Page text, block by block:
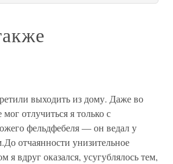
выходить из дому. Даже во
отлучиться я только с
фельдфебеля — он ведал у
отчаянности унизительное
я вдруг оказался, усугублялось тем,